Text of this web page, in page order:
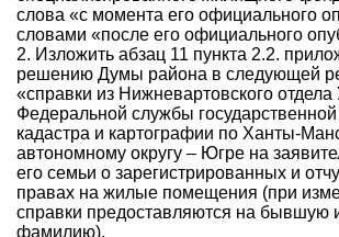
слова «с момента его официального
словами «после его официального
2. Изложить абзац 11 пункта 2.2.
решению Думы района в следующей
«справки из Нижневартовского
Федеральной службы государственной
кадастра и картографии по Ханты-
автономному округу – Югре на
его семьи о зарегистрированных и
правах на жилые помещения (при
справки предоставляются на бывшую
фамилию).